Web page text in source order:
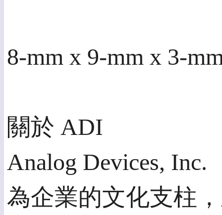
8-mm x 9-mm x 3-
關於 ADI
Analog Devices,
為企業的文化支柱